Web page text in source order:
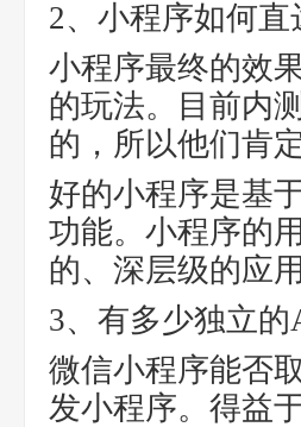
2、小程序如何
小程序最终的效
的玩法。目前内
的，所以他们肯
好的小程序是基
功能。小程序的
的、深层级的应
3、有多少独立
微信小程序能否
发小程序。得益